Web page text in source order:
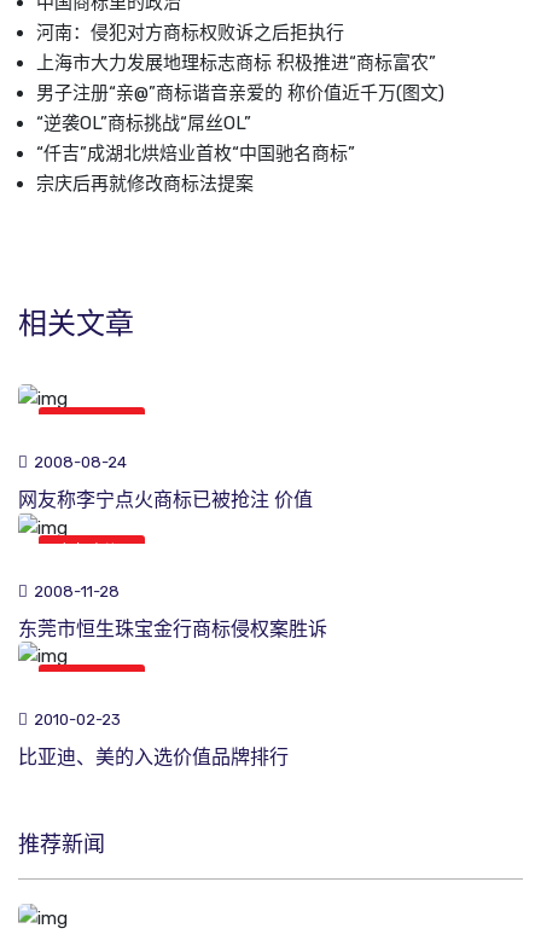
河南：侵犯对方商标权败诉之后拒执行
上海市大力发展地理标志商标 积极推进“商标富农”
男子注册“亲@”商标谐音亲爱的 称价值近千万(图文)
“逆袭OL”商标挑战“屌丝OL”
“仟吉”成湖北烘焙业首枚“中国驰名商标”
宗庆后再就修改商标法提案
相关文章
2008-08-24
网友称李宁点火商标已被抢注 价值
2008-11-28
东莞市恒生珠宝金行商标侵权案胜诉
2010-02-23
比亚迪、美的入选价值品牌排行
推荐新闻